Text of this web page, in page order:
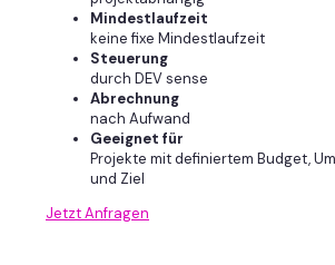
Mindestlaufzeit
keine fixe Mindestlaufzeit
Steuerung
durch DEV sense
Abrechnung
nach Aufwand
Geeignet für
Projekte mit definiertem Budget,
und Ziel
Jetzt Anfragen